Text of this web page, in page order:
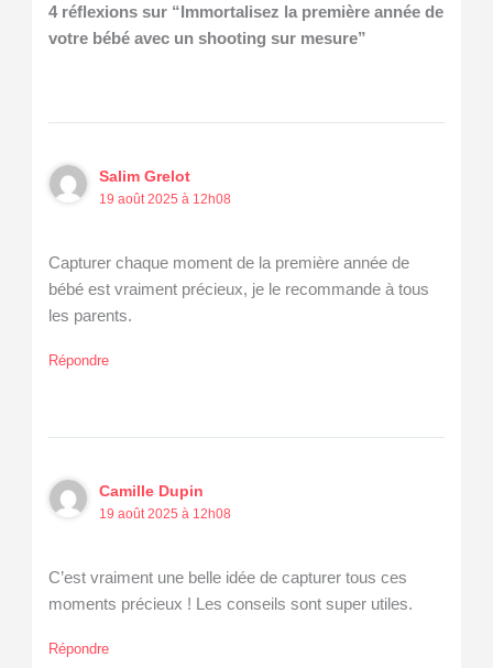
4 réflexions sur “Immortalisez la première année de
votre bébé avec un shooting sur mesure”
Salim Grelot
19 août 2025 à 12h08
Capturer chaque moment de la première année de
bébé est vraiment précieux, je le recommande à tous
les parents.
Répondre
Camille Dupin
19 août 2025 à 12h08
C’est vraiment une belle idée de capturer tous ces
moments précieux ! Les conseils sont super utiles.
Répondre